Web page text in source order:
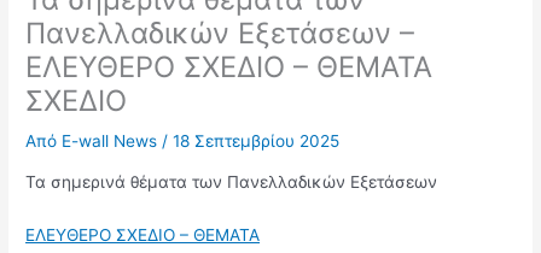
Πανελλαδικών Εξετάσεων –
ΕΛΕΥΘΕΡΟ ΣΧΕΔΙΟ – ΘΕΜΑΤΑ
ΣΧΕΔΙΟ
Από E-wall News /18 Σεπτεμβρίου 2025
Τα σημερινά θέματα των Πανελλαδικών Εξετάσεων
ΕΛΕΥΘΕΡΟ ΣΧΕΔΙΟ – ΘΕΜΑΤΑ